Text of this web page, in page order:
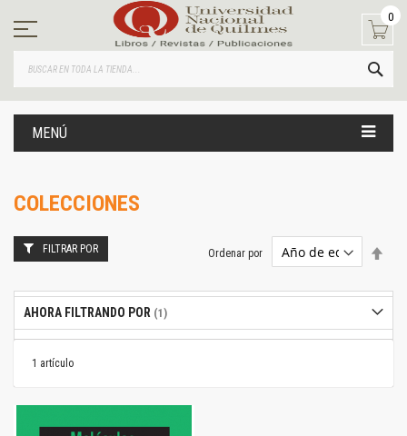
contenido
0
MENÚ
COLECCIONES
1 artículo
Ordenar por
FILTRAR POR
AHORA FILTRANDO POR